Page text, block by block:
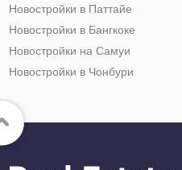
Новостройки в Паттайе
Новостройки в Бангкоке
Новостройки на Самуи
Новостройки в Чонбури